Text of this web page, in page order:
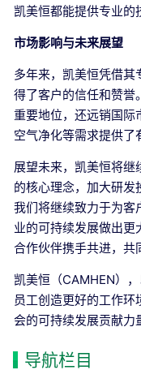
凯美恒都能提供专业的
市场影响与未来展望
多年来，凯美恒凭借
得了客户的信任和赞誉
重要地位，还远销国际
空气净化等需求提供了
展望未来，凯美恒将继
的核心理念，加大研发
我们将继续致力于为客
业的可持续发展做出更
合作伙伴携手共进，共
凯美恒（CAMHEN）
员工创造更好的工作
会的可持续发展贡献力
导航栏目